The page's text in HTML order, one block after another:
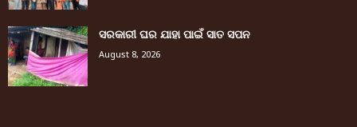
ସରକାରୀ ଘର ଯାହା ପାଇଁ ସାତ ସପନ
August 8, 2026